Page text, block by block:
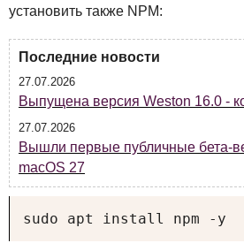
установить также NPM:
Последние новости
27.07.2026
Выпущена версия Weston 16.0 -
27.07.2026
Вышли первые публичные бета-
macOS 27
sudo apt install npm -y